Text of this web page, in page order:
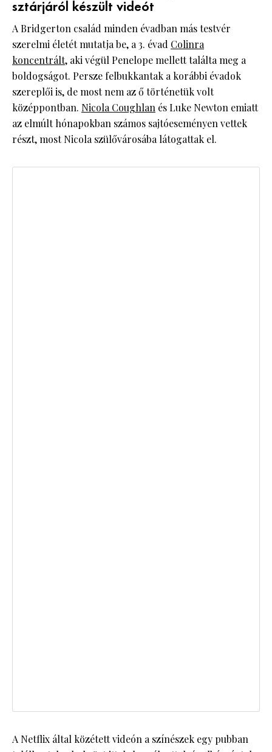
sztárjáról készült videót
A Bridgerton család minden évadban más testvér
szerelmi életét mutatja be, a 3. évad Colinra
koncentrált, aki végül Penelope mellett találta meg a
boldogságot. Persze felbukkantak a korábbi évadok
szereplői is, de most nem az ő történetük volt
középpontban. Nicola Coughlan és Luke Newton emiatt
az elmúlt hónapokban számos sajtóeseményen vettek
részt, most Nicola szülővárosába látogattak el.
A Netflix által közétett videón a színészek egy pubban